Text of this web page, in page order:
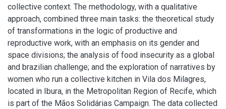
collective context. The methodology, with a qualitative
approach, combined three main tasks: the theoretical study
of transformations in the logic of productive and
reproductive work, with an emphasis on its gender and
space divisions; the analysis of food insecurity as a global
and brazilian challenge; and the exploration of narratives by
women who run a collective kitchen in Vila dos Milagres,
located in Ibura, in the Metropolitan Region of Recife, which
is part of the Mãos Solidárias Campaign. The data collected